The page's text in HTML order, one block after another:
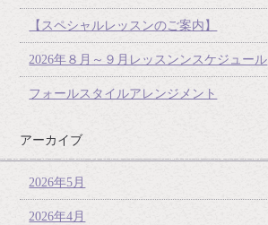
【スペシャルレッスンのご案内】
2026年８月～９月レッスンンスケジュール
フォールスタイルアレンジメント
アーカイブ
2026年5月
2026年4月